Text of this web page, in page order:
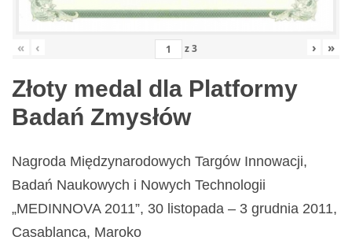
« ‹ z3 › »
Złoty medal dla Platformy
Badań Zmysłów
Nagroda Międzynarodowych Targów Innowacji,
Badań Naukowych i Nowych Technologii
„MEDINNOVA 2011”, 30 listopada – 3 grudnia 2011,
Casablanca, Maroko